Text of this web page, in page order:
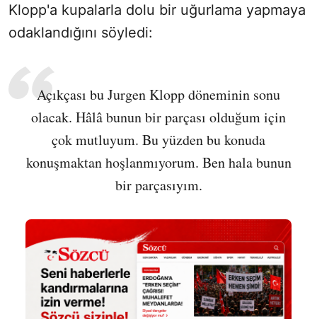
Klopp'a kupalarla dolu bir uğurlama yapmaya
odaklandığını söyledi:
Açıkçası bu Jurgen Klopp döneminin sonu
olacak. Hâlâ bunun bir parçası olduğum için
çok mutluyum. Bu yüzden bu konuda
konuşmaktan hoşlanmıyorum. Ben hala bunun
bir parçasıyım.